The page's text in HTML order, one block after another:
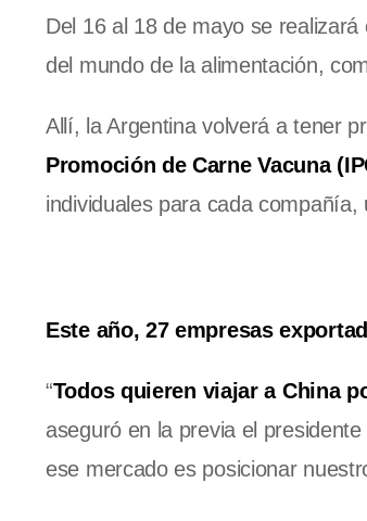
Del 16 al 18 de mayo se realizará
del mundo de la alimentación,
Allí, la Argentina volverá a tener
Promoción de Carne Vacuna
individuales para cada
Este año, 27 empresas
“Todos quieren viajar a China
aseguró en la previa el presidente
ese mercado es posicionar